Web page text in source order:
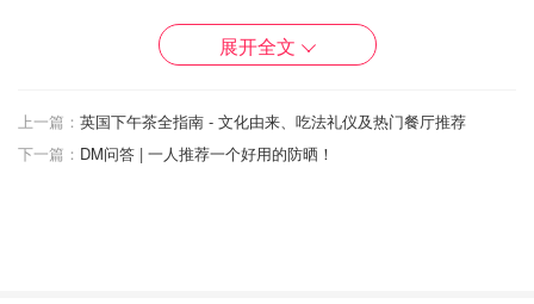
图片来自于@squaremeal ，版权属于原作者
式科学主题下午茶T非常有趣，可以体验培养皿中的果冻，
土壤中的”化石“和加特技的酷炫烟雾式茶饮，大家不要错过
展开全文
上一篇： 英国下午茶全指南 - 文化由来、吃法礼仪及热门餐厅推荐
下一篇： DM问答 | 一人推荐一个好用的防晒！